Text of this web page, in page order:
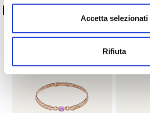
Accetta selezionati
Rifiuta
La nostra selezione di
te